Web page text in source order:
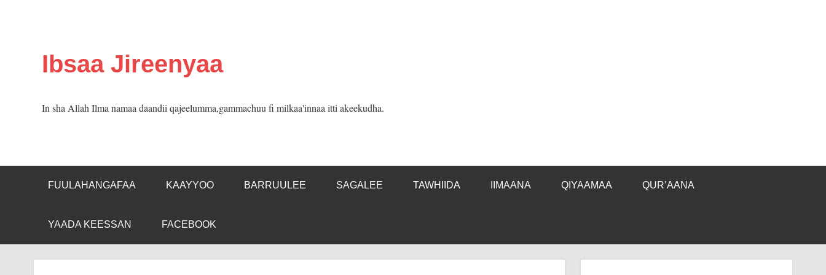
Ibsaa Jireenyaa
In sha Allah Ilma namaa daandii qajeelumma,gammachuu fi milkaa'innaa itti akeekudha.
FUULAHANGAFAA KAAYYOO BARRUULEE SAGALEE TAWHIIDA IIMAANA QIYAAMAA QUR’AANA
YAADA KEESSAN FACEBOOK